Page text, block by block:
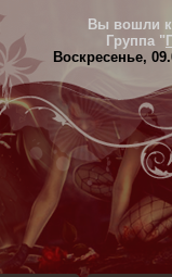
Вы вошли
Группа "
Воскресенье,